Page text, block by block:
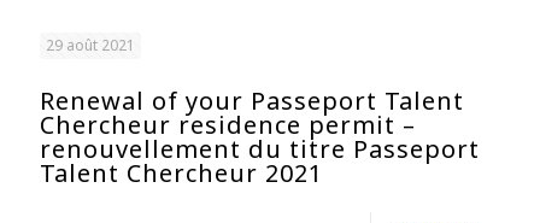
29 août 2021
Renewal of your Passeport Talent
Chercheur residence permit –
renouvellement du titre Passeport
Talent Chercheur 2021